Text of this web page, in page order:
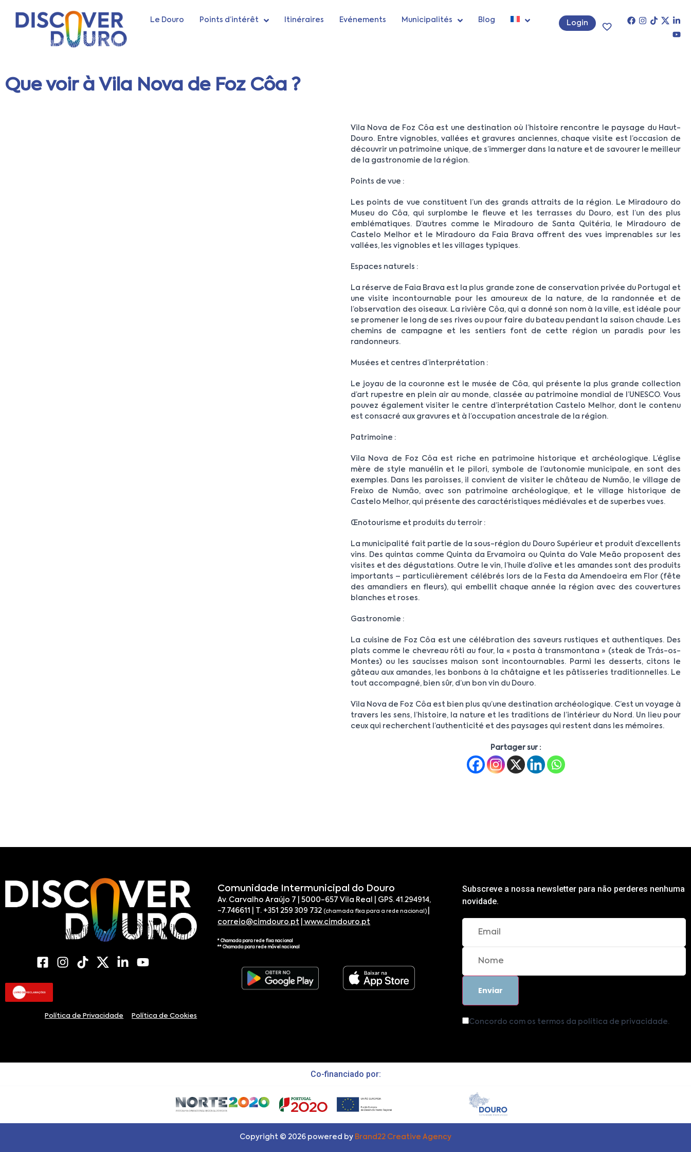
Le Douro Points d’intérêt Itinéraires Evénements Municipalités Blog Login
Que voir à Vila Nova de Foz Côa ?
Vila Nova de Foz Côa est une destination où l’histoire rencontre le paysage du Haut-
Douro. Entre vignobles, vallées et gravures anciennes, chaque visite est l’occasion de
découvrir un patrimoine unique, de s’immerger dans la nature et de savourer le meilleur
de la gastronomie de la région.
Points de vue :
Les points de vue constituent l’un des grands attraits de la région. Le Miradouro do
Museu do Côa, qui surplombe le fleuve et les terrasses du Douro, est l’un des plus
emblématiques. D’autres comme le Miradouro de Santa Quitéria, le Miradouro de
Castelo Melhor et le Miradouro da Faia Brava offrent des vues imprenables sur les
vallées, les vignobles et les villages typiques.
Espaces naturels :
La réserve de Faia Brava est la plus grande zone de conservation privée du Portugal et
une visite incontournable pour les amoureux de la nature, de la randonnée et de
l’observation des oiseaux. La rivière Côa, qui a donné son nom à la ville, est idéale pour
se promener le long de ses rives ou pour faire du bateau pendant la saison chaude. Les
chemins de campagne et les sentiers font de cette région un paradis pour les
randonneurs.
Musées et centres d’interprétation :
Le joyau de la couronne est le musée de Côa, qui présente la plus grande collection
d’art rupestre en plein air au monde, classée au patrimoine mondial de l’UNESCO. Vous
pouvez également visiter le centre d’interprétation Castelo Melhor, dont le contenu
est consacré aux gravures et à l’occupation ancestrale de la région.
Patrimoine :
Vila Nova de Foz Côa est riche en patrimoine historique et archéologique. L’église
mère de style manuélin et le pilori, symbole de l’autonomie municipale, en sont des
exemples. Dans les paroisses, il convient de visiter le château de Numão, le village de
Freixo de Numão, avec son patrimoine archéologique, et le village historique de
Castelo Melhor, qui présente des caractéristiques médiévales et de superbes vues.
Œnotourisme et produits du terroir :
La municipalité fait partie de la sous-région du Douro Supérieur et produit d’excellents
vins. Des quintas comme Quinta da Ervamoira ou Quinta do Vale Meão proposent des
visites et des dégustations. Outre le vin, l’huile d’olive et les amandes sont des produits
importants – particulièrement célébrés lors de la Festa da Amendoeira em Flor (fête
des amandiers en fleurs), qui embellit chaque année la région avec des couvertures
blanches et roses.
Gastronomie :
La cuisine de Foz Côa est une célébration des saveurs rustiques et authentiques. Des
plats comme le chevreau rôti au four, la « posta à transmontana » (steak de Trás-os-
Montes) ou les saucisses maison sont incontournables. Parmi les desserts, citons le
gâteau aux amandes, les bonbons à la châtaigne et les pâtisseries traditionnelles. Le
tout accompagné, bien sûr, d’un bon vin du Douro.
Vila Nova de Foz Côa est bien plus qu’une destination archéologique. C’est un voyage à
travers les sens, l’histoire, la nature et les traditions de l’intérieur du Nord. Un lieu pour
ceux qui recherchent l’authenticité et des paysages qui restent dans les mémoires.
Partager sur :
Política de Privacidade Política de Cookies
Comunidade Intermunicipal do Douro
Av. Carvalho Araújo 7 | 5000-657 Vila Real | GPS. 41.294914,
-7.746611 | T. +351 259 309 732(chamada fixa para a rede nacional)
correio@cimdouro.pt
www.cimdouro.pt
* Chamada para rede fixa nacional
** Chamada para rede móvel nacional
Subscreve a nossa newsletter para não perderes nenhuma
novidade.
Concordo com os termos da política de privacidade.
Co-financiado por:
Copyright © 2026 powered by Brand22 Creative Agency